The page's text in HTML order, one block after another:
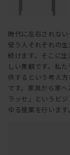
時代に左右されな
使う人それぞれの
続けます。そこに
しい景観です。私
供するという考え
です。家具から家
ラッセ」というビ
ゆる提案を行います。